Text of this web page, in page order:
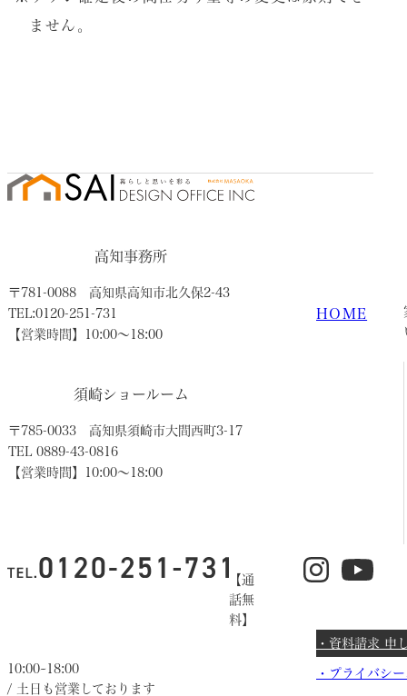
ません。
高知事務所
〒781-0088 高知県高知市北久保2-43
TEL:0120-251-731
【営業時間】10:00〜18:00
須崎ショールーム
〒785-0033 高知県須崎市大間西町3-17
TEL 0889-43-0816
【営業時間】10:00〜18:00
【通
話無
料】
10:00~18:00
/ 土日も営業しております
HOME
・資料請求 申
・ プライバシ